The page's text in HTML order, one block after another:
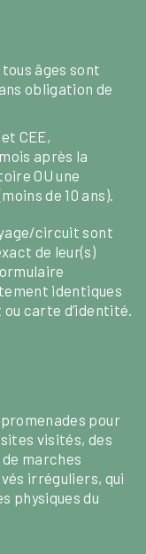
âges sont
obligation de
CEE,
après la
OU une
de 10 ans).
circuit sont
de leur(s)
identiques
carte d’identité.
pour
visités, des
marches
irréguliers, qui
physiques du